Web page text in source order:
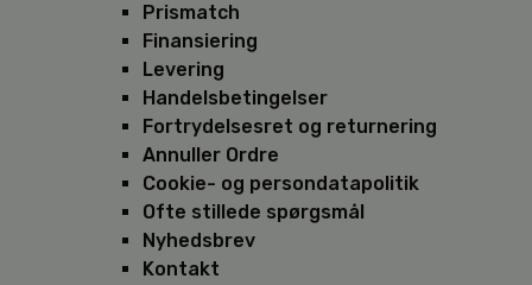
Prismatch
Finansiering
Levering
Handelsbetingelser
Fortrydelsesret og returnering
Annuller Ordre
Cookie- og persondatapolitik
Ofte stillede spørgsmål
Nyhedsbrev
Kontakt